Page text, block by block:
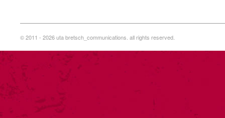
© 2011 - 2026 uta bretsch_communications. all rights reserved.